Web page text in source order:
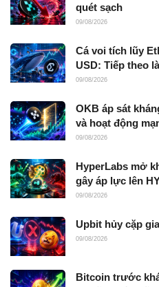
quét sạch
09/08/2026
Cá voi tích lũy
USD: Tiếp theo
09/08/2026
OKB áp sát
và hoạt động
09/08/2026
HyperLabs mở
gây áp lực lên
09/08/2026
Upbit hủy cặp
09/08/2026
Bitcoin trước